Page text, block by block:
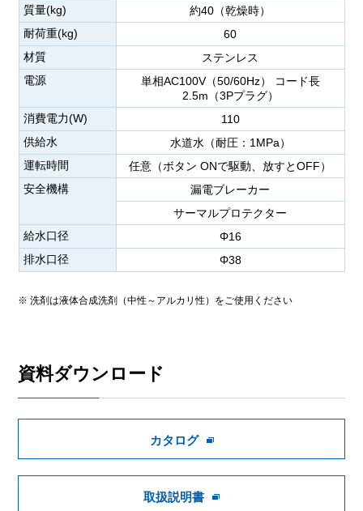
質量(kg)
約40（乾燥時）
耐荷重(kg)
60
材質
ステンレス
電源
単相AC100V（50/60Hz） コード長
2.5m（3Pプラグ）
消費電力(W)
110
供給水
水道水（耐圧：1MPa）
運転時間
任意（ボタン ONで駆動、放すとOFF）
安全機構
漏電ブレーカー
サーマルプロテクター
給水口径
Φ16
排水口径
Φ38
※ 洗剤は液体合成洗剤（中性～アルカリ性）をご使用ください
資料ダウンロード
カタログ
取扱説明書